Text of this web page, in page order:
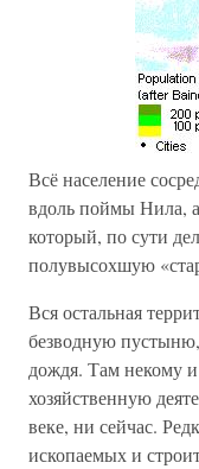
Всё население
вдоль поймы Нила,
который, по сути
полувысохшую
Вся остальная
безводную
дождя. Там некому
хозяйственную
веке, ни сейчас.
ископаемых и